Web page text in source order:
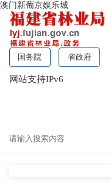
澳门新葡京娱乐城
国务院 省政府
网站支持IPv6